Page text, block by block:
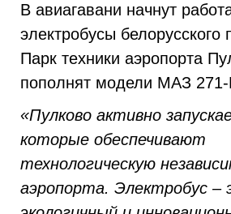
В авиагавани начнут
электробусы белорусского
Парк техники аэропорта
пополнят модели МАЗ
«Пулково активно
которые обеспечивают
технологическую
аэропорта. Электробус –